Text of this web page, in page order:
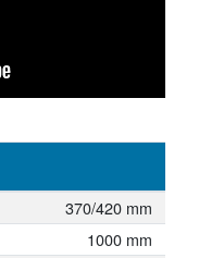
370/420 mm
1000 mm